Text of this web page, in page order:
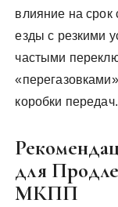
влияние на
езды с резкими
частыми
коробки передач.
для
МКПП